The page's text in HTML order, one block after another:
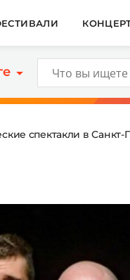
спектакли в Санкт-